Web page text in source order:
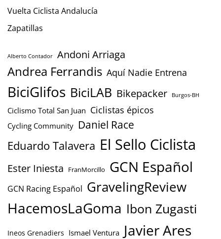
Vuelta Ciclista Andalucía
Zapatillas
Alberto Contador Andoni Arriaga
Andrea Ferrandis Aquí Nadie Entrena
BiciGlifos BiciLAB Bikepacker Burgos-BH
Ciclismo Total San Juan Ciclistas épicos
Cycling Community Daniel Race
Eduardo Talavera El Sello Ciclista
Ester Iniesta FranMorcillo GCN Español
GCN Racing Español GravelingReview
HacemosLaGoma Ibon Zugasti
Ineos Grenadiers Ismael Ventura Javier Ares